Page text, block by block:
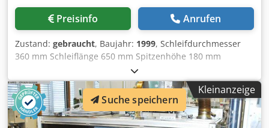
Preisinfo Anrufen
Zustand: gebraucht, Baujahr: 1999, Schleifdurchmesser
360 mm Schleiflänge 650 mm Spitzenhöhe 180 mm
Steuerung SIEMENS 840 D Gesamtleistungsbedarf 15 kW
Maschinengewicht ca. 9500 kg Raumbedarf ca. m K A R S T
E N S CNC - gesteuerte Außen - Rundschleifmaschine Type
K 52 - 650 ( 98 019 06 52051) Baujahr 1999 _____
Spitzenhöhe 180 mm Spitzenweite / Einspannlänge max.
Kleinanzeige
Suche speichern